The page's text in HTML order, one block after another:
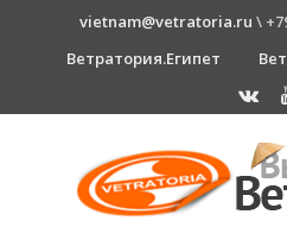
vietnam@vetratoria.ru \
Ветратория.Египет